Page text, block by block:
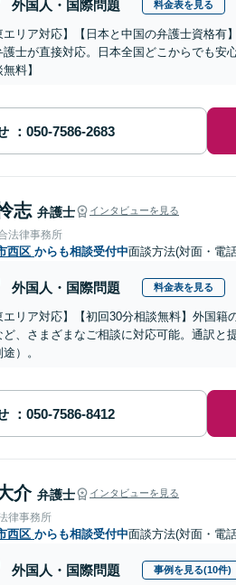
外国人・国際問題 料金表を見る
エリア対応】【日本と中国の弁護士資格
護士が直接対応。日本全国どこからでも安
料】
志 弁護士 インタビューを見る
法律事務所
西区 からも相談受付中面談方法(対面・電
外国人・国際問題 料金表を見る
エリア対応】【初回30分相談無料】外国
ど、さまざまなご相談に対応可能。通訳と
）。
介 弁護士 インタビューを見る
律事務所
西区 からも相談受付中面談方法(対面・電
外国人・国際問題 事例を見る(10件)